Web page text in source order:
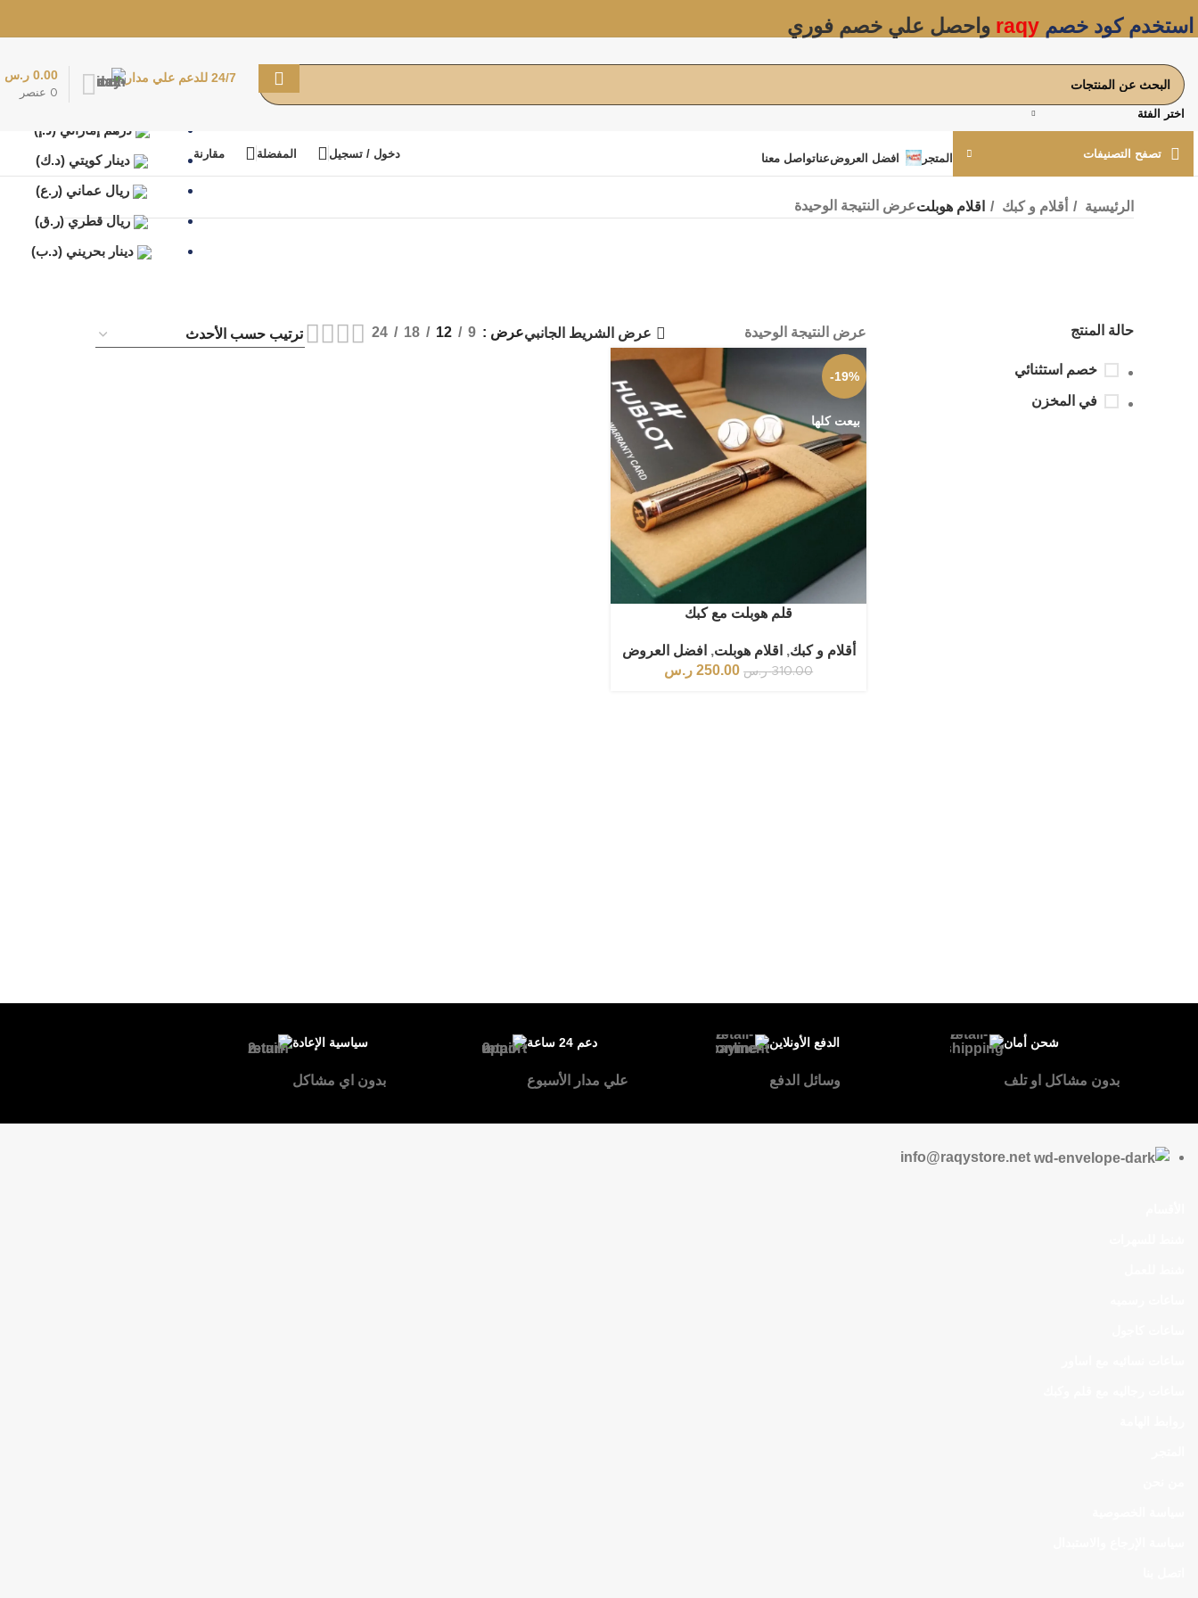
استخدم كود خصم raqy واحصل علي خصم فوري
اختر الفئة
24/7 للدعم علي مدار
0 عنصر
0.00 ر.س
تصفح التصنيفات المتجر افضل العروضعناتواصل معنا دخول / تسجيل المفضلة مقارنة
ريال سعودي (ر.س)
درهم إماراتي (د.إ)
دينار كويتي (د.ك)
ريال عماني (ر.ع)
ريال قطري (ر.ق)
دينار بحريني (د.ب)
الرئيسية أقلام و كبك اقلام هوبلتعرض النتيجة الوحيدة
حالة المنتج
خصم استثنائي
في المخزن
عرض النتيجة الوحيدة عرض الشريط الجانبيعرض 9
12
18
24
-19%
بيعت كلها
قلم هوبلت مع كبك
أقلام و كبك, اقلام هوبلت, افضل العروض
310.00 ر.س 250.00 ر.س
شحن أمان
بدون مشاكل او تلف
الدفع الأونلاين
وسائل الدفع
دعم 24 ساعة
علي مدار الأسبوع
سياسية الإعادة
بدون اي مشاكل
info@raqystore.net